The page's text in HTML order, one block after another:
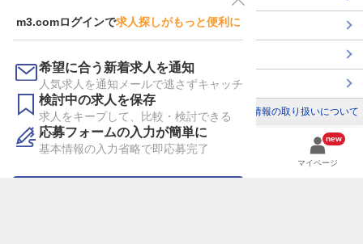
new
マイページ
m3.comログインで求人探しがもっと便利に
希望に合う新着求人を通知
人気求人を通知メールで逃さずキャッチ
検討中の求人を保存
求人をキープして、比較・検討できる
応募フォームの入力が簡単に
基本情報の入力省略で即応募完了
最近チェックした求人一覧
コンサルタントに転職相談
利用規約 個人情報の取り扱いについて